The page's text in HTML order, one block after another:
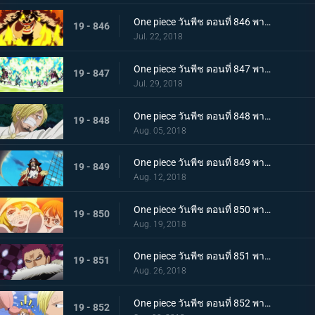
19 - 846 One piece วันพีช ตอนที่ 846 พากย์ไทย สายฟ้าโต้กลับ! นามิและเมฆสายฟ้าซุส!
Jul. 22, 2018
19 - 847 One piece วันพีช ตอนที่ 847 พากย์ไทย เจอกันอีกครั้งโดยบังเอิญ! ซันจิและพุดดิ้งชั่วร้ายที่กำลังตกหลุมรัก!
Jul. 29, 2018
19 - 848 One piece วันพีช ตอนที่ 848 พากย์ไทย ปกป้องซันนี่! การต่อสู้อย่างสุดกำลัง! ช็อปเปอร์และบรู๊ค!
Aug. 05, 2018
19 - 849 One piece วันพีช ตอนที่ 849 พากย์ไทย ก่อนจะย่ำรุ่ง! หัวหน้ากลุ่มผู้พิทักษ์ เปโดร
Aug. 12, 2018
19 - 850 One piece วันพีช ตอนที่ 850 พากย์ไทย ต้องกลับไปแน่นอน การออกเรือโดยมีชีวิตเป็นเดิมพันของลูฟี่!
Aug. 19, 2018
19 - 851 One piece วันพีช ตอนที่ 851 พากย์ไทย ชายผู้มีค่าหัวพันล้าน! 1 ใน 3 ขุนพลสุดแกร่ง คาตาคุริ
Aug. 26, 2018
19 - 852 One piece วันพีช ตอนที่ 852 พากย์ไทย เปิดฉากศึกอันดุเดือด ลูฟี่ ปะทะ คาตาคุริ